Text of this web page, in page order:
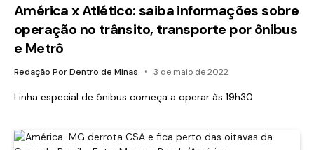
América x Atlético: saiba informações sobre
operação no trânsito, transporte por ônibus
e Metrô
Redação Por Dentro de Minas 3 de maio de 2022
Linha especial de ônibus começa a operar às 19h30